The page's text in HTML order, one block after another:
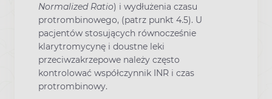
Normalized Ratio) i wydłużenia czasu
protrombinowego, (patrz punkt 4.5). U
pacjentów stosujących równocześnie
klarytromycynę i doustne leki
przeciwzakrzepowe należy często
kontrolować współczynnik INR i czas
protrombinowy.